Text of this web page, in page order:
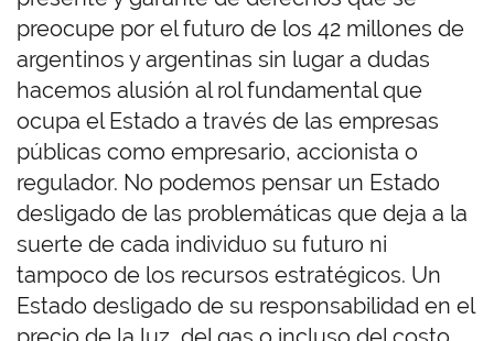
preocupe por el futuro de los 42 millones de
argentinos y argentinas sin lugar a dudas
hacemos alusión al rol fundamental que
ocupa el Estado a través de las empresas
públicas como empresario, accionista o
regulador. No podemos pensar un Estado
desligado de las problemáticas que deja a la
suerte de cada individuo su futuro ni
tampoco de los recursos estratégicos. Un
Estado desligado de su responsabilidad en el